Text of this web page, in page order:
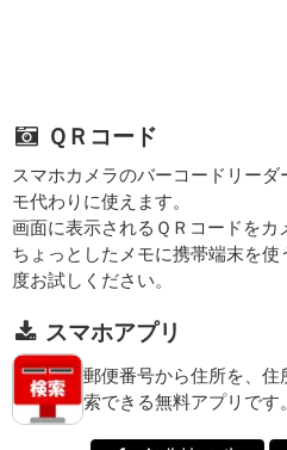
ＱＲコード
スマホカメラのバーコードリー
モ代わりに使えます。
画面に表示されるＱＲコードをカ
ちょっとしたメモに携帯端末を
度お試しください。
スマホアプリ
郵便番号から住所を、
索できる無料アプリです。